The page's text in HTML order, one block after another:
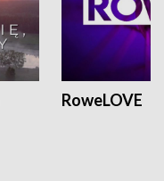
RoweLOVE